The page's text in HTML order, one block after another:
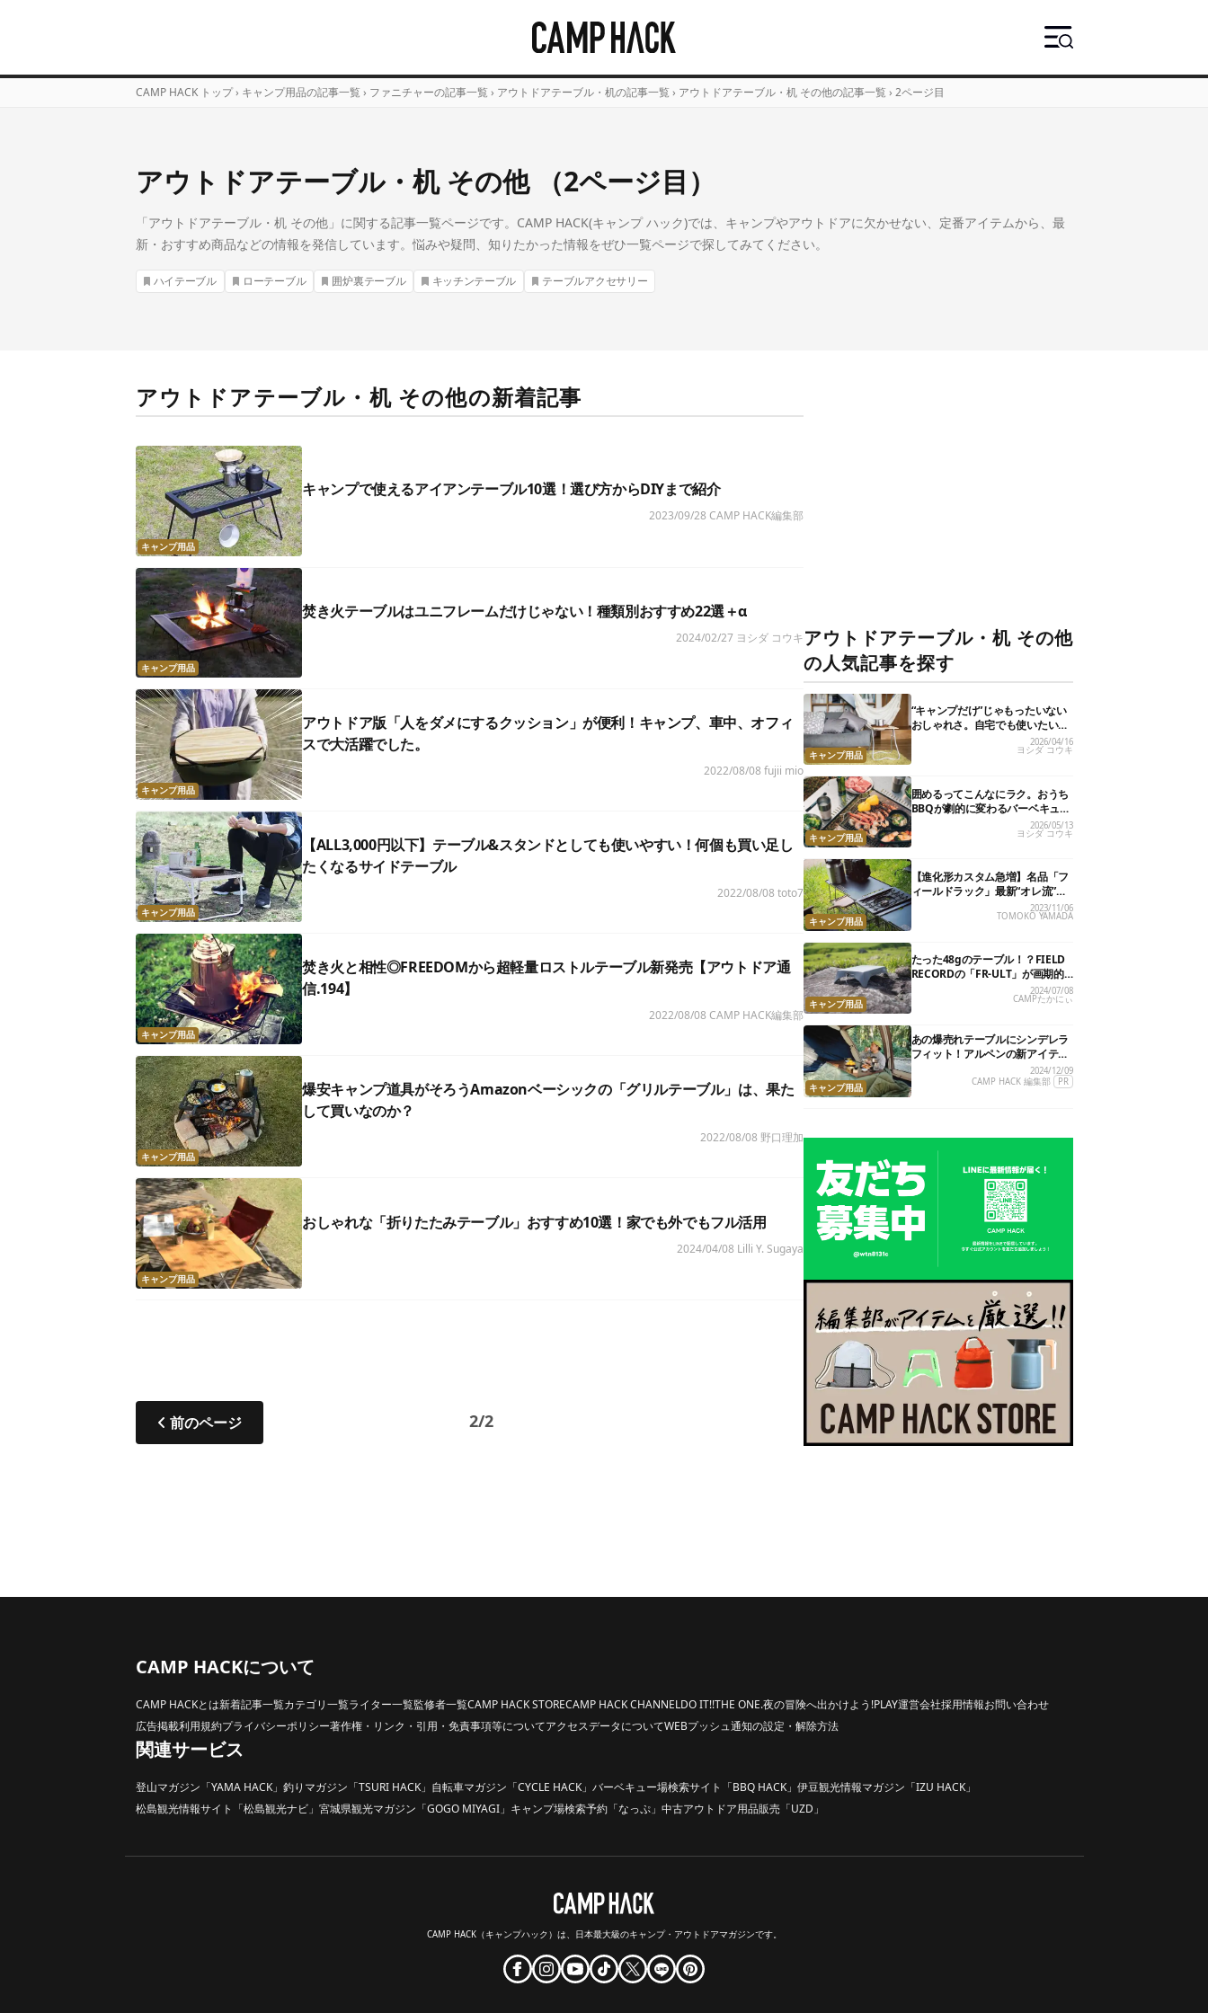
CAMP HACK トップ › キャンプ用品の記事一覧 › ファニチャーの記事一覧 › アウトドアテーブル・机の記事一覧 › アウトドアテーブル・机 その他の記事一覧 › 2ページ目
アウトドアテーブル・机 その他 （2ページ目）
「アウトドアテーブル・机 その他」に関する記事一覧ページです。CAMP HACK(キャンプ ハック)では、キャンプやアウトドアに欠かせない、定番アイテムから、最
新・おすすめ商品などの情報を発信しています。悩みや疑問、知りたかった情報をぜひ一覧ページで探してみてください。
ハイテーブル ローテーブル 囲炉裏テーブル キッチンテーブル テーブルアクセサリー
アウトドアテーブル・机 その他の新着記事
キャンプ用品
キャンプで使えるアイアンテーブル10選！選び方からDIYまで紹介
2023/09/28 CAMP HACK編集部
キャンプ用品
焚き火テーブルはユニフレームだけじゃない！種類別おすすめ22選＋α
2024/02/27 ヨシダ コウキ
キャンプ用品
アウトドア版「人をダメにするクッション」が便利！キャンプ、車中、オフィ
スで大活躍でした。
2022/08/08 fujii mio
キャンプ用品
【ALL3,000円以下】テーブル&スタンドとしても使いやすい！何個も買い足し
たくなるサイドテーブル
2022/08/08 toto7
キャンプ用品
焚き火と相性◎FREEDOMから超軽量ロストルテーブル新発売【アウトドア通
信.194】
2022/08/08 CAMP HACK編集部
キャンプ用品
爆安キャンプ道具がそろうAmazonベーシックの「グリルテーブル」は、果た
して買いなのか？
2022/08/08 野口理加
キャンプ用品
おしゃれな「折りたたみテーブル」おすすめ10選！家でも外でもフル活用
2024/04/08 Lilli Y. Sugaya
2/2
前のページ
アウトドアテーブル・机 その他
の人気記事を探す
キャンプ用品
“キャンプだけ”じゃもったいない
おしゃれさ。自宅でも使いたいア
ウトドアテーブル15選
2026/04/16
ヨシダ コウキ
キャンプ用品
囲めるってこんなにラク。おうち
BBQが劇的に変わるバーベキュー
テーブル14選
2026/05/13
ヨシダ コウキ
キャンプ用品
【進化形カスタム急増】名品「フ
ィールドラック」最新“オレ流”演
出テク７パターン！
2023/11/06
TOMOKO YAMADA
キャンプ用品
たった48gのテーブル！？FIELD
RECORDの「FR-ULT」が画期的
すぎた
2024/07/08
CAMPたかにぃ
キャンプ用品
あの爆売れテーブルにシンデレラ
フィット！アルペンの新アイテム
でお座敷こたつスタイルが完璧に
ととのったぞ……
2024/12/09
CAMP HACK 編集部
PR
CAMP HACKについて
CAMP HACKとは新着記事一覧カテゴリ一覧ライター一覧監修者一覧CAMP HACK STORECAMP HACK CHANNELDO IT!!THE ONE.夜の冒険へ出かけよう!PLAY運営会社採用情報お問い合わせ
広告掲載利用規約プライバシーポリシー著作権・リンク・引用・免責事項等についてアクセスデータについてWEBプッシュ通知の設定・解除方法
関連サービス
登山マガジン「YAMA HACK」 釣りマガジン「TSURI HACK」 自転車マガジン「CYCLE HACK」 バーベキュー場検索サイト「BBQ HACK」 伊豆観光情報マガジン「IZU HACK」
松島観光情報サイト「松島観光ナビ」 宮城県観光マガジン「GOGO MIYAGI」 キャンプ場検索予約「なっぷ」 中古アウトドア用品販売「UZD」
CAMP HACK（キャンプハック）は、 日本最大級のキャンプ・アウトドアマガジンです。